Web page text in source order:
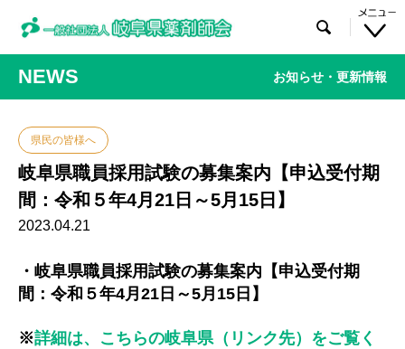

NEWS お知らせ・更新情報
県民の皆様へ
岐阜県職員採用試験の募集案内【申込受付期
間：令和５年4月21日～5月15日】
2023.04.21
・岐阜県職員採用試験の募集案内【申込受付期
間：令和５年4月21日～5月15日】
※詳細は、こちらの岐阜県（リンク先）をご覧く